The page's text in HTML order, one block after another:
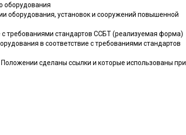
оборудования
оборудования, установок и сооружений повышенной
требованиями стандартов ССБТ (реализуемая форма)
в соответствие с требованиями стандартов
сделаны ссылки и которые использованы при